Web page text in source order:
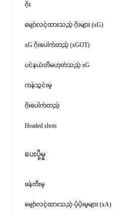
ဂိုး
မျှော်လင့်ထားသည့် ဂိုးများ (xG)
xG ဂိုးပေါက်တည့် (xGOT)
ပင်နယ်တီမဟုတ်သည့် xG
ကန်သွင်းမှု
ဂိုးပေါက်တည့်
Headed shots
ပေးပို့မှု
ဖန်တီးမှု
မျှော်လင့်ထားသည့် ပံ့ပိုးမှုများ (xA)